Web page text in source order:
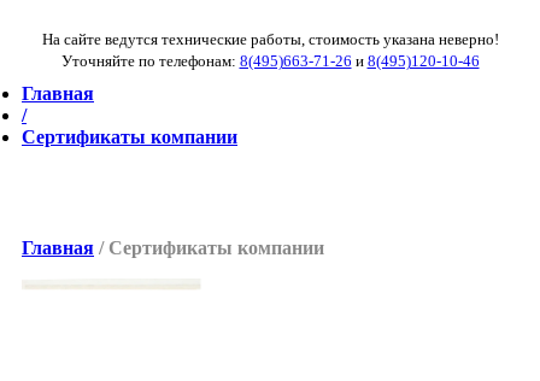
На сайте ведутся технические работы, стоимость указана неверно!
Уточняйте по телефонам: 8(495)663-71-26 и 8(495)120-10-46
Главная
/
Сертификаты компании
Главная / Сертификаты компании